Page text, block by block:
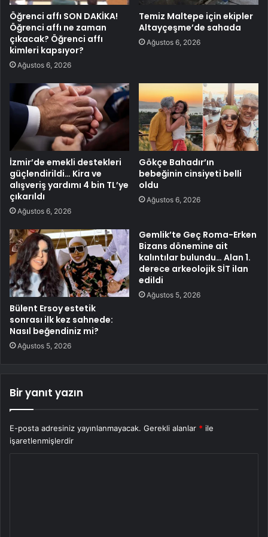
Öğrenci affı SON DAKİKA!
Öğrenci affı ne zaman
çıkacak? Öğrenci affı
kimleri kapsıyor?
Ağustos 6, 2026
Temiz Maltepe için ekipler
Altayçeşme’de sahada
Ağustos 6, 2026
İzmir’de emekli destekleri
güçlendirildi… Kira ve
alışveriş yardımı 4 bin TL’ye
çıkarıldı
Ağustos 6, 2026
Gökçe Bahadır’ın
bebeğinin cinsiyeti belli
oldu
Ağustos 6, 2026
Bülent Ersoy estetik
sonrası ilk kez sahnede:
Nasıl beğendiniz mi?
Ağustos 5, 2026
Gemlik’te Geç Roma-Erken
Bizans dönemine ait
kalıntılar bulundu… Alan 1.
derece arkeolojik SİT ilan
edildi
Ağustos 5, 2026
Bir yanıt yazın
E-posta adresiniz yayınlanmayacak. Gerekli alanlar * ile
işaretlenmişlerdir